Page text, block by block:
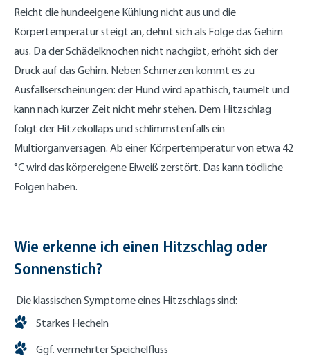
Reicht die hundeeigene Kühlung nicht aus und die
Körpertemperatur steigt an, dehnt sich als Folge das Gehirn
aus. Da der Schädelknochen nicht nachgibt, erhöht sich der
Druck auf das Gehirn. Neben Schmerzen kommt es zu
Ausfallserscheinungen: der Hund wird apathisch, taumelt und
kann nach kurzer Zeit nicht mehr stehen. Dem Hitzschlag
folgt der Hitzekollaps und schlimmstenfalls ein
Multiorganversagen. Ab einer Körpertemperatur von etwa 42
°C wird das körpereigene Eiweiß zerstört. Das kann tödliche
Folgen haben.
Wie erkenne ich einen Hitzschlag oder
Sonnenstich?
Die klassischen Symptome eines Hitzschlags sind:
Starkes Hecheln
Ggf. vermehrter Speichelfluss